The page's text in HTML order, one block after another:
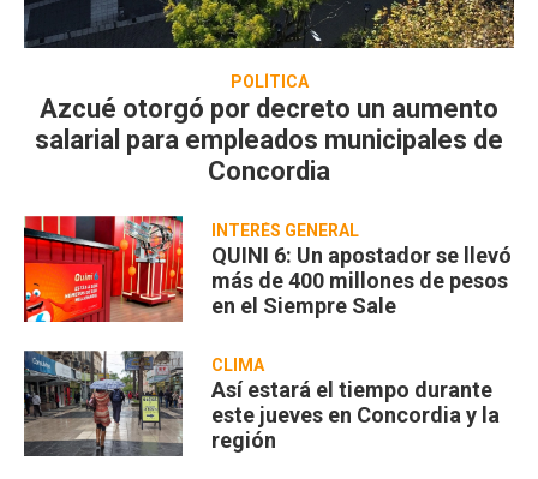
POLÍTICA
Azcué otorgó por decreto un aumento
salarial para empleados municipales de
Concordia
INTERÉS GENERAL
QUINI 6: Un apostador se llevó
más de 400 millones de pesos
en el Siempre Sale
CLIMA
Así estará el tiempo durante
este jueves en Concordia y la
región